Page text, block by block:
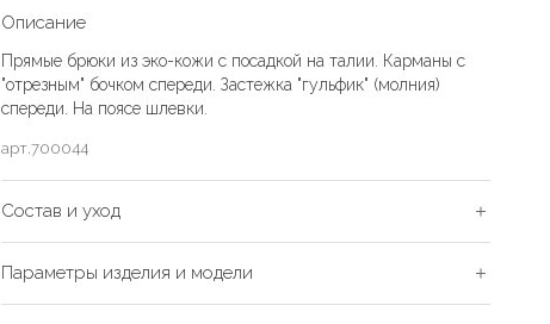
Описание
Прямые брюки из эко-кожи с посадкой на талии. Карманы с
"отрезным" бочком спереди. Застежка "гульфик" (молния)
спереди. На поясе шлевки.
арт.700044
Состав и уход
Параметры изделия и модели